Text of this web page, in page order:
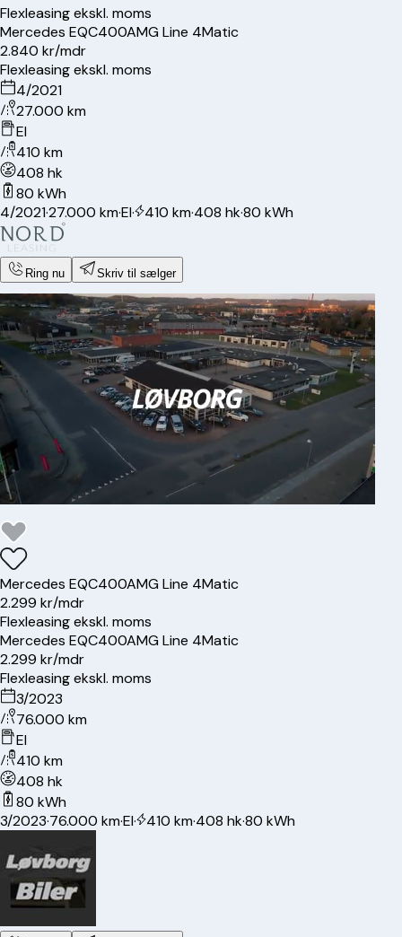
Flexleasing ekskl. moms
Mercedes EQC400AMG Line 4Matic
2.840 kr/mdr
Flexleasing ekskl. moms
4/2021
27.000 km
El
410 km
408 hk
80 kWh
4/2021·27.000 km·El· 410 km·408 hk·80 kWh
Ring nu Skriv til sælger
Mercedes EQC400AMG Line 4Matic
2.299 kr/mdr
Flexleasing ekskl. moms
Mercedes EQC400AMG Line 4Matic
2.299 kr/mdr
Flexleasing ekskl. moms
3/2023
76.000 km
El
410 km
408 hk
80 kWh
3/2023·76.000 km·El· 410 km·408 hk·80 kWh